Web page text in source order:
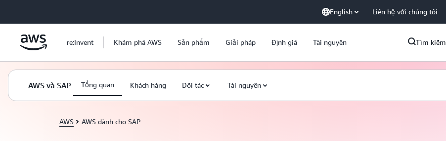
English Liên hệ với chúng tôi
re:Invent Khám phá AWS Sản phẩm Giải pháp Định giá Tài nguyên Tìm kiếm
AWS và SAP Tổng quan Khách hàng Đối tác Tài nguyên
AWS AWS dành cho SAP